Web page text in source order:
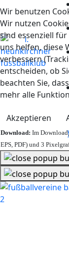
Wir benutzen
Wir nutzen
sind essenziell
uns helfen, diese
verbessern
entscheiden, ob
beachten Sie,
mehr alle
Akzeptieren
Download: Im
EPS, PDF) und 3